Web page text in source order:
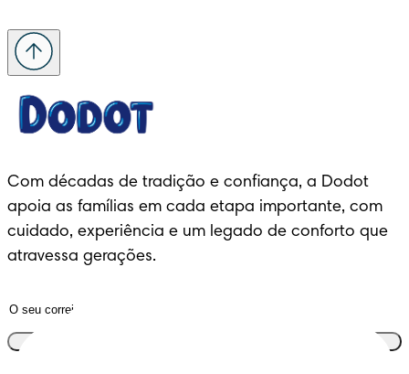
Com décadas de tradição e confiança, a Dodot
apoia as famílias em cada etapa importante, com
cuidado, experiência e um legado de conforto que
atravessa gerações.